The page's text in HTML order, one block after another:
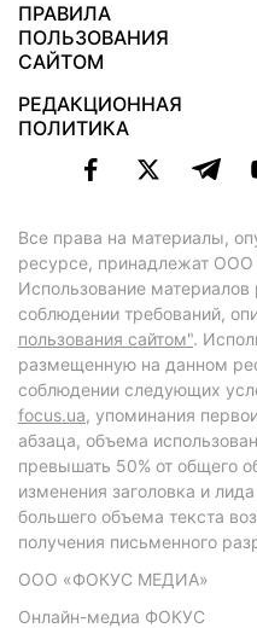
ПРАВИЛА
ПОЛЬЗОВАНИЯ
САЙТОМ
РЕДАКЦИОННАЯ
ПОЛИТИКА
Все права на материалы,
ресурсе, принадлежат
Использование
соблюдении требований,
пользования сайтом".
размещенную на данном
соблюдении следующих
focus.ua, упоминания
абзаца, объема
превышать 50% от общего
изменения заголовка и
большего объема текста
получения письменного
ООО «ФОКУС МЕДИА»
Онлайн-медиа ФОКУС